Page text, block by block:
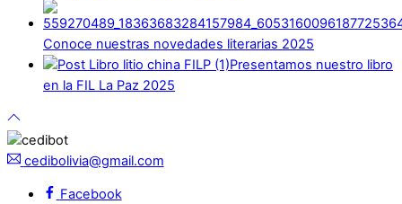
Conoce nuestras novedades literarias 2025
Presentamos nuestro libro
en la FIL La Paz 2025
cedibolivia@gmail.com
Facebook